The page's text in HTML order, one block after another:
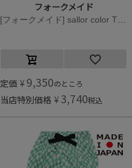
フォークメイド
[フォークメイド] sallor color Tシャツ ブラック
定価 ¥ 9,350のところ
当店特別価格 ¥ 3,740税込